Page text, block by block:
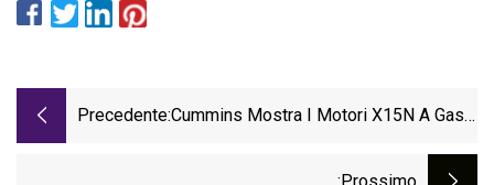
Precedente:Cummins Mostra I Motori X15N A Gas